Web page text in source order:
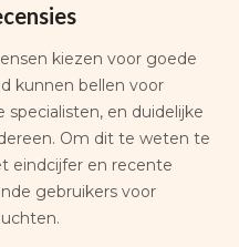
kiezen voor goede
kunnen bellen voor
specialisten, en duidelijke
Om dit te weten te
eindcijfer en recente
gebruikers voor